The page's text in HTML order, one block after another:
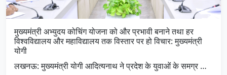
मुख्यमंत्री अभ्युदय कोचिंग योजना को और प्रभावी बनाने तथा हर
विश्वविद्यालय और महाविद्यालय तक विस्तार पर हो विचार: मुख्यमंत्री
योगी
लखनऊ: मुख्यमंत्री योगी आदित्यनाथ ने प्रदेश के युवाओं के समग्र …